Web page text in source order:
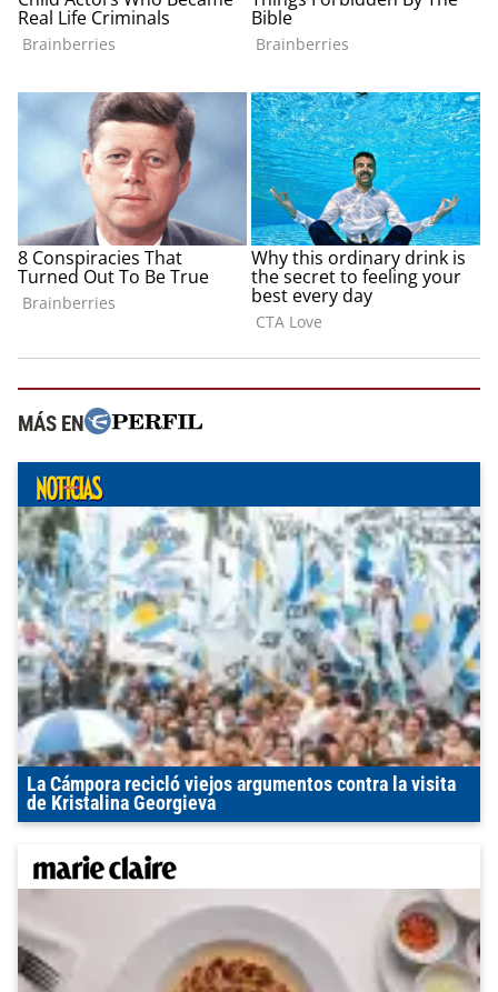
MÁS EN
La Cámpora recicló viejos argumentos contra la visita
de Kristalina Georgieva